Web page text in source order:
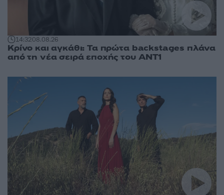
14:3208.08.26
Κρίνο και αγκάθι: Τα πρώτα backstages πλάνα
από τη νέα σειρά εποχής του ΑΝΤ1